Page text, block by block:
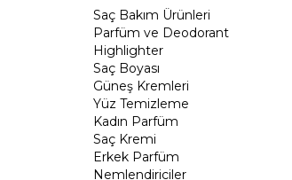
Saç Bakım Ürünleri
Parfüm ve Deodorant
Highlighter
Saç Boyası
Güneş Kremleri
Yüz Temizleme
Kadın Parfüm
Saç Kremi
Erkek Parfüm
Nemlendiriciler